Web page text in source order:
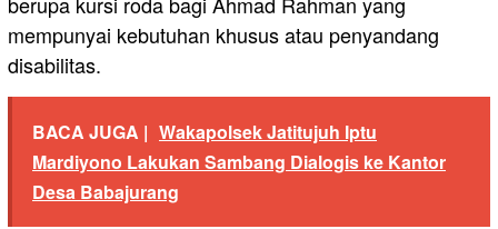
mempunyai kebutuhan khusus atau penyandang
disabilitas.
BACA JUGA | Wakapolsek Jatitujuh Iptu
Mardiyono Lakukan Sambang Dialogis ke Kantor
Desa Babajurang